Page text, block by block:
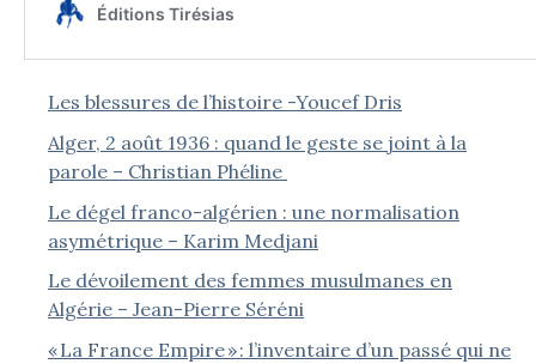
Les blessures de l’histoire -Youcef Dris
Alger, 2 août 1936 : quand le geste se joint à la
parole – Christian Phéline
Le dégel franco-algérien : une normalisation
asymétrique – Karim Medjani
Le dévoilement des femmes musulmanes en
Algérie – Jean-Pierre Séréni
« La France Empire » : l’inventaire d’un passé qui ne